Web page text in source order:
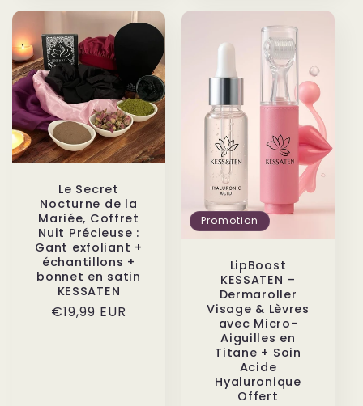
Le Secret
Nocturne de la
Mariée, Coffret
Nuit Précieuse :
Gant exfoliant +
échantillons +
bonnet en satin
KESSATEN
Prix
€19,99 EUR
Promotion
LipBoost
KESSATEN –
Dermaroller
Visage & Lèvres
avec Micro-
Aiguilles en
Titane + Soin
Acide
Hyaluronique
Offert